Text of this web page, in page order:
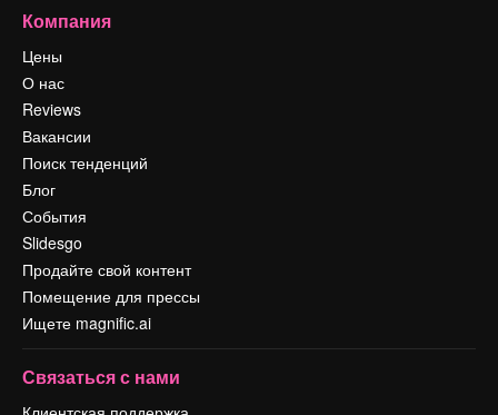
Компания
Цены
О нас
Reviews
Вакансии
Поиск тенденций
Блог
События
Slidesgo
Продайте свой контент
Помещение для прессы
Ищете magnific.ai
Связаться с нами